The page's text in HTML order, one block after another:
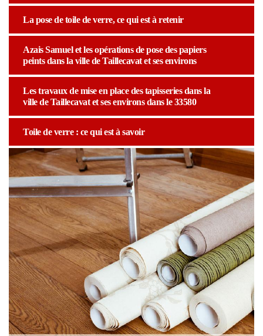
La pose de toile de verre, ce qui est à retenir
Azais Samuel et les opérations de pose des papiers
peints dans la ville de Taillecavat et ses environs
Les travaux de mise en place des tapisseries dans la
ville de Taillecavat et ses environs dans le 33580
Toile de verre : ce qui est à savoir